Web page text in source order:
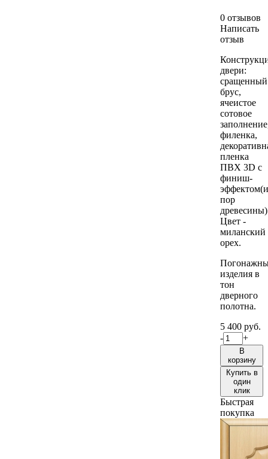
0 отзывов
Написать
отзыв
двери:
сращенный
брус,
ячеистое
сотовое
филенка,
пленка
ПВХ 3D с
финиш-
пор
Цвет -
миланский
орех.
изделия в
тон
дверного
полотна.
5 400 руб.
-
+
В
корзину
Купить в
один
клик
Быстрая
покупка